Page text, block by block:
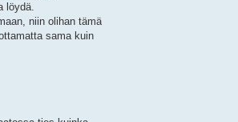
löydä.
niin olihan tämä
sama kuin